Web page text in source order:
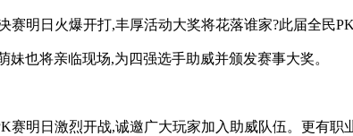
赛明日火爆开打,丰厚活动大奖将花落谁家?此届全
妹也将亲临现场,为四强选手助威并颁发赛事大奖。
赛明日激烈开战,诚邀广大玩家加入助威队伍。更有